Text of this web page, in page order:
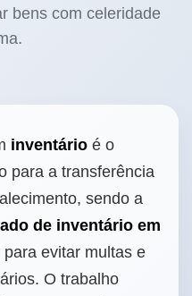
bens com celeridade
inventário é o
para a transferência
sendo a
de inventário em
evitar multas e
O trabalho